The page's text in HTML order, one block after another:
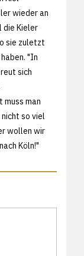
wieder an
die Kieler
sie zuletzt
"In
sich
man
so viel
wollen wir
Köln!"